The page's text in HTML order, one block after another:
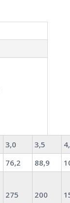
3,0 3,5
76,2 88,9
275
200